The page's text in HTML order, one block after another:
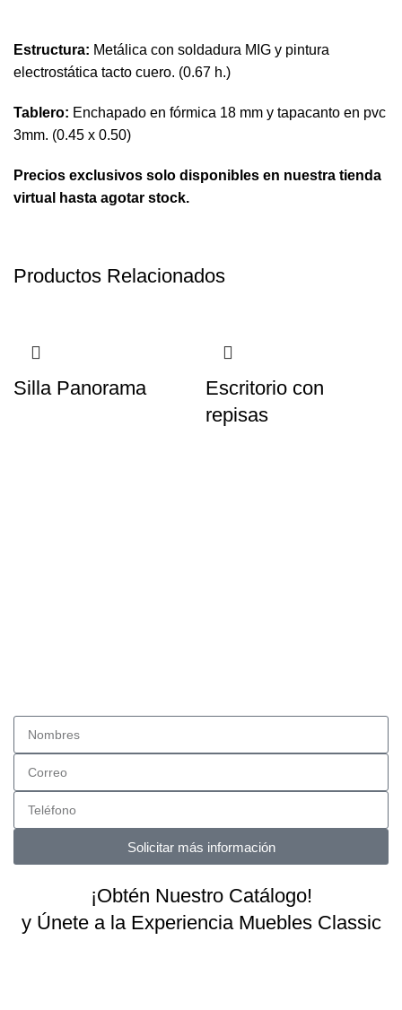
Estructura: Metálica con soldadura MIG y pintura
electrostática tacto cuero. (0.67 h.)
Tablero: Enchapado en fórmica 18 mm y tapacanto en pvc
3mm. (0.45 x 0.50)
Precios exclusivos solo disponibles en nuestra tienda
virtual hasta agotar stock.
Productos Relacionados
Silla Panorama
Escritorio con
repisas
Solicitar más información
¡Obtén Nuestro Catálogo!
y Únete a la Experiencia Muebles Classic